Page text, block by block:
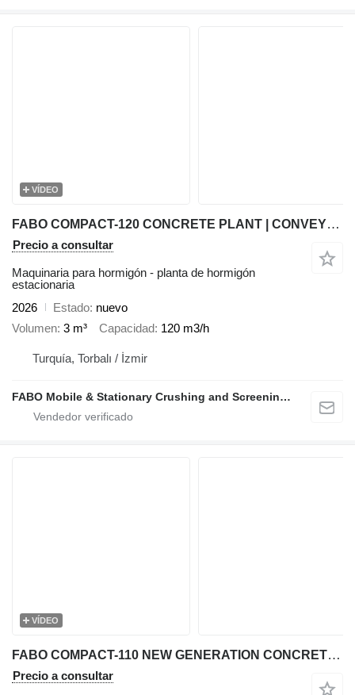
VÍDEO
FABO COMPACT-120 CONCRETE PLANT | CONVEYOR TYPE
Precio a consultar
Maquinaria para hormigón - planta de hormigón
estacionaria
2026
Estado nuevo
Volumen 3 m³ Capacidad 120 m3/h
Turquía, Torbalı / İzmir
FABO Mobile & Stationary Crushing and Screening Plants | Concrete Batching Plants Manufacturer
VÍDEO
FABO COMPACT-110 NEW GENERATION CONCRETE PLANT
Precio a consultar